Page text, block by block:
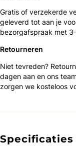
Gratis of verzekerde
geleverd tot aan je
bezorgafspraak met
Retourneren
Niet tevreden?
dagen aan en ons
zorgen we kosteloos
Specificaties